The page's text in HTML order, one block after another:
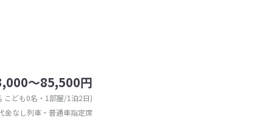
～85,500円
こども0名・1部屋/1泊2日)
金なし列車・普通車指定席